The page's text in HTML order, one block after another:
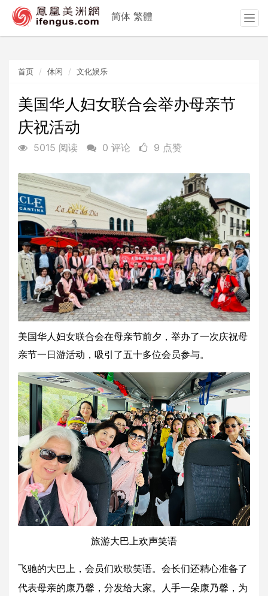
首页 休闲 文化娱乐
美国华人妇女联合会举办母亲节
庆祝活动
5015 阅读 0 评论 9 点赞
美国华人妇女联合会在母亲节前夕，举办了一次庆祝母
亲节一日游活动，吸引了五十多位会员参与。
旅游大巴上欢声笑语
飞驰的大巴上，会员们欢歌笑语。会长们还精心准备了
代表母亲的康乃馨，分发给大家。人手一朵康乃馨，为
简体 繁體
T
o
o
n